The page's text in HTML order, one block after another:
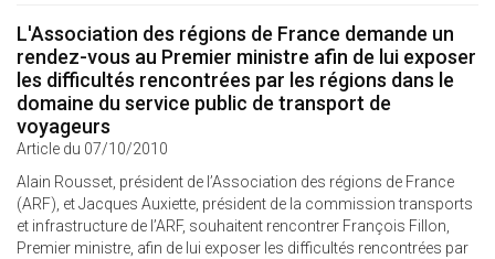
L'Association des régions de France demande un
rendez-vous au Premier ministre afin de lui exposer
les difficultés rencontrées par les régions dans le
domaine du service public de transport de
voyageurs
Article du 07/10/2010
Alain Rousset, président de l’Association des régions de France
(ARF), et Jacques Auxiette, président de la commission transports
et infrastructure de l’ARF, souhaitent rencontrer François Fillon,
Premier ministre, afin de lui exposer les difficultés rencontrées par